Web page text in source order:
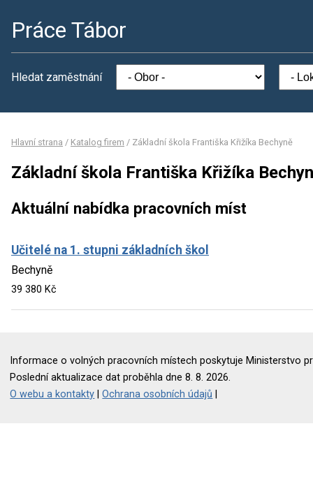
Práce Tábor
Hledat zaměstnání
Hlavní strana / Katalog firem / Základní škola Františka Křižíka Bechyně
Základní škola Františka Křižíka
Aktuální nabídka pracovních míst
Učitelé na 1. stupni základních škol
Bechyně
39 380 Kč
Informace o volných pracovních místech poskytuje Ministerstvo
Poslední aktualizace dat proběhla dne 8. 8. 2026.
O webu a kontakty |Ochrana osobních údajů